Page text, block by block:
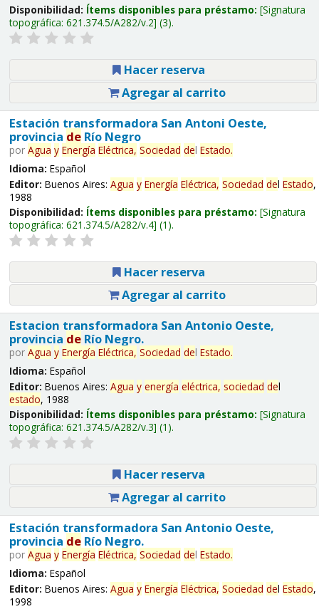
Disponibilidad: Ítems disponibles para préstamo: Signatura
topográfica: 621.374.5/A282/v.2 (3).
Hacer reserva
Agregar al carrito
Estación transformadora San Antoni Oeste,
provincia deRío Negro
por Agua y Energía Eléctrica, Sociedad del Estado.
Idioma: Español
Editor: Buenos Aires: Agua y Energía Eléctrica, Sociedad del Estado,
1988
Disponibilidad: Ítems disponibles para préstamo: Signatura
topográfica: 621.374.5/A282/v.4 (1).
Hacer reserva
Agregar al carrito
Estacion transformadora San Antonio Oeste,
provincia deRío Negro.
por Agua y Energía Eléctrica, Sociedad del Estado.
Idioma: Español
Editor: Buenos Aires: Agua y energía eléctrica, sociedad del
estado, 1988
Disponibilidad: Ítems disponibles para préstamo: Signatura
topográfica: 621.374.5/A282/v.3 (1).
Hacer reserva
Agregar al carrito
Estación transformadora San Antonio Oeste,
provincia deRío Negro.
por Agua y Energía Eléctrica, Sociedad del Estado.
Idioma: Español
Editor: Buenos Aires: Agua y Energía Eléctrica, Sociedad del Estado,
1998